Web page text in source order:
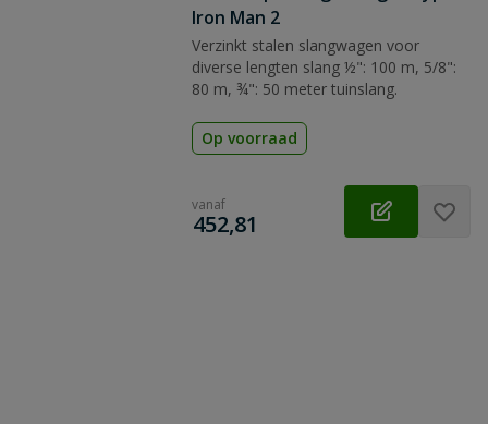
Iron Man 2
Verzinkt stalen slangwagen voor
diverse lengten slang ½": 100 m, 5/8":
80 m, ¾": 50 meter tuinslang.
Op voorraad
vanaf
€
452,81